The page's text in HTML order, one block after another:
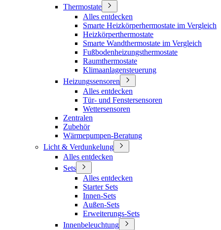
Thermostate
Alles entdecken
Smarte Heizkörperhermostate im Vergleich
Heizkörperthermostate
Smarte Wandthermostate im Vergleich
Fußbodenheizungsthermostate
Raumthermostate
Klimaanlagensteuerung
Heizungssensoren
Alles entdecken
Tür- und Fenstersensoren
Wettersensoren
Zentralen
Zubehör
Wärmepumpen-Beratung
Licht & Verdunkelung
Alles entdecken
Sets
Alles entdecken
Starter Sets
Innen-Sets
Außen-Sets
Erweiterungs-Sets
Innenbeleuchtung